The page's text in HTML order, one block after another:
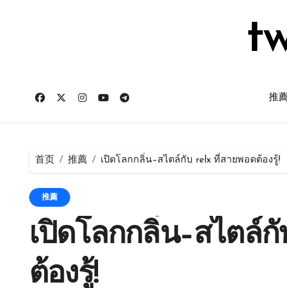
推薦
首页 推薦 เปิดโลกกลิ่น–สไตล์กับ relx ที่สายพอดต้องรู้!
推薦
เปิดโลกกลิ่น–สไตล์
ต้องรู้!